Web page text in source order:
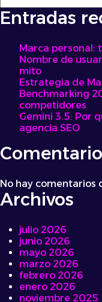
Entradas
Marca personal:
Nombre de
mito
Estrategia de
Benchmarking
competidores
Gemini 3.5: Por
agencia SEO
No hay comentarios
Archivos
julio 2026
junio 2026
mayo 2026
marzo 2026
febrero 2026
enero 2026
noviembre 2025